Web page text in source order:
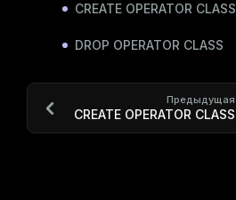
CREATE OPERATOR CLASS
DROP OPERATOR CLASS
Предыдущая
CREATE OPERATOR CLASS